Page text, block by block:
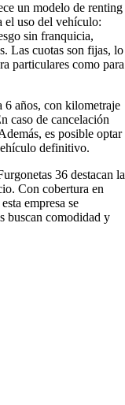
un modelo de renting
el uso del vehículo:
sin franquicia,
Las cuotas son fijas, lo
particulares como para
6 años, con kilometraje
caso de cancelación
es posible optar
definitivo.
36 destacan la
Con cobertura en
empresa se
buscan comodidad y